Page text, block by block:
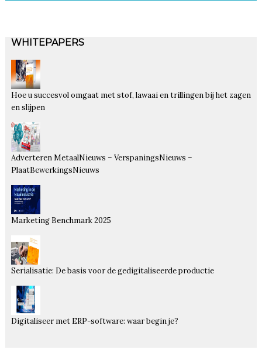
WHITEPAPERS
Hoe u succesvol omgaat met stof, lawaai en trillingen bij het zagen
en slijpen
Adverteren MetaalNieuws – VerspaningsNieuws –
PlaatBewerkingsNieuws
Marketing Benchmark 2025
Serialisatie: De basis voor de gedigitaliseerde productie
Digitaliseer met ERP-software: waar begin je?